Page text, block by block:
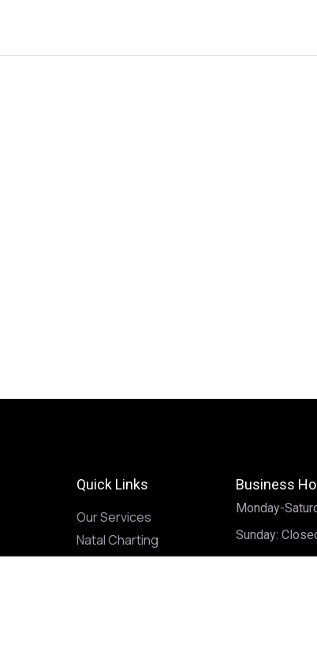
Quick Links
Our Services
Natal Charting
Business
Monday-
Sunday: